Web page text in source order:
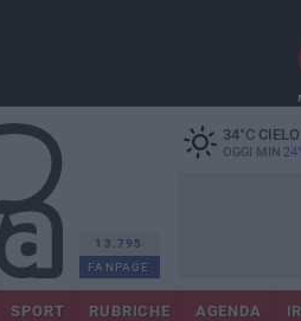
13.795
FANPAGE
34°CCIELO
OGGI MIN 24°
SPORT RUBRICHE AGENDA